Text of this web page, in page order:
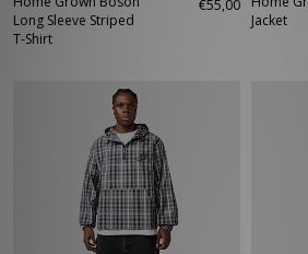
Long Sleeve Striped
T-Shirt
€55,00
Jacket